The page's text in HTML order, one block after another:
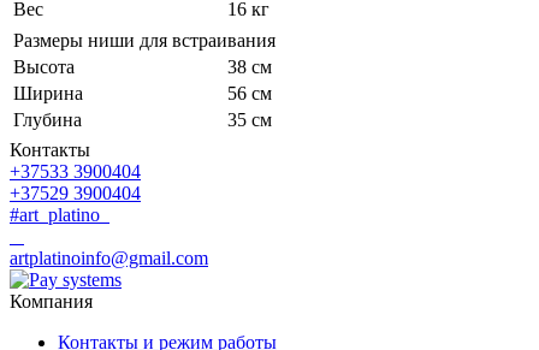
Вес
16 кг
Размеры ниши для встраивания
Высота
38 см
Ширина
56 см
Глубина
35 см
Контакты
+37533 3900404
+37529 3900404
#art_platino
artplatinoinfo@gmail.com
Компания
Контакты и режим работы